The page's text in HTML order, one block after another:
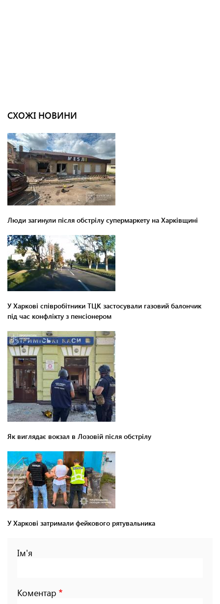
СХОЖІ НОВИНИ
Люди загинули після обстрілу супермаркету на Харківщині
У Харкові співробітники ТЦК застосували газовий балончик
під час конфлікту з пенсіонером
Як виглядає вокзал в Лозовій після обстрілу
У Харкові затримали фейкового рятувальника
Ім'я
Коментар